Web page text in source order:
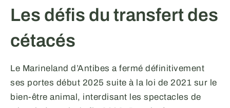
Les défis du transfert des
cétacés
Le Marineland d’Antibes a fermé définitivement
ses portes début 2025 suite à la loi de 2021 sur le
bien-être animal, interdisant les spectacles de